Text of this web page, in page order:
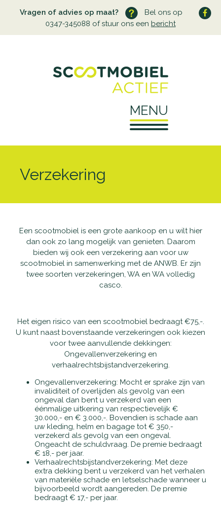
Vragen of advies op maat?
Bel ons op
0347-345088 of stuur ons een bericht
MENU
Waarom Scootmobielactief
Openingstijden
Onderhoud en reparatie
Schadeherstel
Haal- en brengservice
Verzekering
Garantie
Alles-in-één pakket
Aanpassingen
Producten
Vaste scootmobielen
Private Lease scootmobielen
Tweedehands scootmobielen
Rollators
Rolstoelen
Accessoires
Accu's
Wandelstokken
Overig
Nieuws
Contact
Verzekering
Een scootmobiel is een grote aankoop en u wilt hier
dan ook zo lang mogelijk van genieten. Daarom
bieden wij ook een verzekering aan voor uw
scootmobiel in samenwerking met de ANWB. Er zijn
twee soorten verzekeringen, WA en WA volledig
casco.
Het eigen risico van een scootmobiel bedraagt €75,-.
U kunt naast bovenstaande verzekeringen ook kiezen
voor twee aanvullende dekkingen:
Ongevallenverzekering en
verhaalrechtsbijstandverzekering.
Ongevallenverzekering: Mocht er sprake zijn van
invaliditeit of overlijden als gevolg van een
ongeval dan bent u verzekerd van een
éénmalige uitkering van respectievelijk €
30.000,- en € 3.000,-. Bovendien is schade aan
uw kleding, helm en bagage tot € 350,-
verzekerd als gevolg van een ongeval.
Ongeacht de schuldvraag. De premie bedraagt
€ 18,- per jaar.
Verhaalrechtsbijstandverzekering: Met deze
extra dekking bent u verzekerd van het verhalen
van materiële schade en letselschade wanneer u
bijvoorbeeld wordt aangereden. De premie
bedraagt € 17,- per jaar.